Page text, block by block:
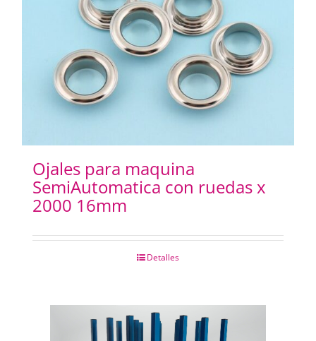
Ojales para maquina
SemiAutomatica con ruedas x
2000 16mm
Detalles